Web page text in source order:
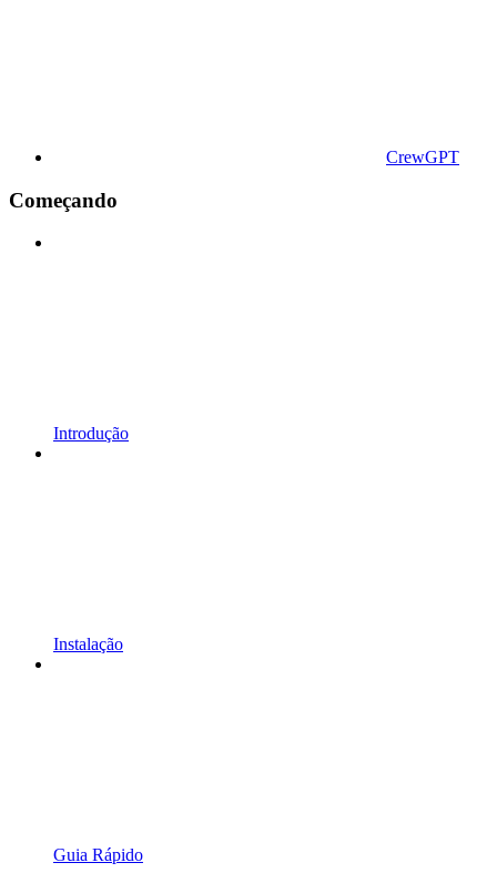
CrewGPT
Começando
Introdução
Instalação
Guia Rápido